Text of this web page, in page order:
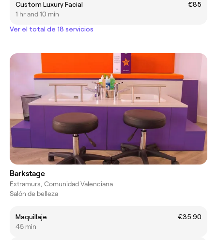
Custom Luxury Facial
€85
1 hr and 10 min
Ver el total de 18 servicios
Barkstage
Extramurs, Comunidad Valenciana
Salón de belleza
Maquillaje
€35.90
45 min